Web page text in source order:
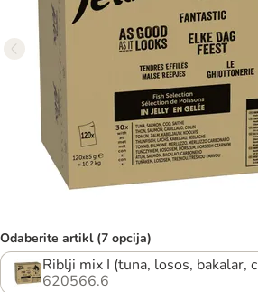
Odaberite artikl (7 opcija)
Riblji mix I (tuna, losos, bakalar,
620566.6